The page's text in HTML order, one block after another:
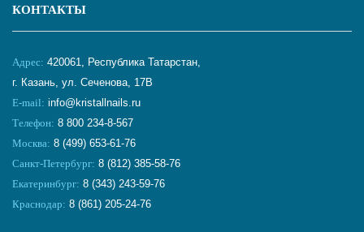
КОНТАКТЫ
Адрес: 420061, Республика Татарстан,
г. Казань, ул. Сеченова, 17В
E-mail: info@kristallnails.ru
Телефон: 8 800 234-8-567
Москва: 8 (499) 653-61-76
Санкт-Петербург: 8 (812) 385-58-76
Екатеринбург: 8 (343) 243-59-76
Краснодар: 8 (861) 205-24-76